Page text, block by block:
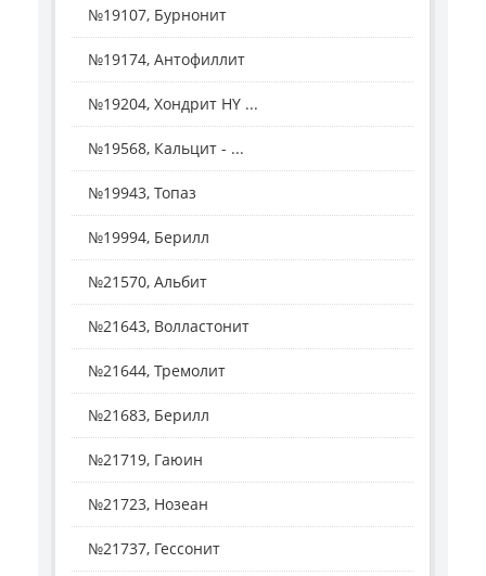
№19107, Бурнонит
№19174, Антофиллит
№19204, Хондрит HY ...
№19568, Кальцит - ...
№19943, Топаз
№19994, Берилл
№21570, Альбит
№21643, Волластонит
№21644, Тремолит
№21683, Берилл
№21719, Гаюин
№21723, Нозеан
№21737, Гессонит